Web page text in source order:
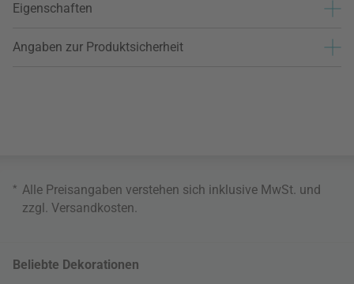
Eigenschaften
Angaben zur Produktsicherheit
* Alle Preisangaben verstehen sich inklusive MwSt. und
zzgl. Versandkosten
Beliebte Dekorationen